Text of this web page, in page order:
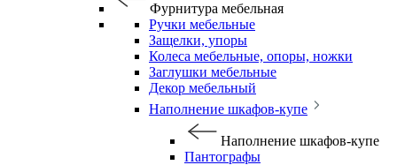
Фурнитура мебельная
Ручки мебельные
Защелки, упоры
Колеса мебельные, опоры, ножки
Заглушки мебельные
Декор мебельный
Наполнение шкафов-купе
Наполнение шкафов-купе
Пантографы